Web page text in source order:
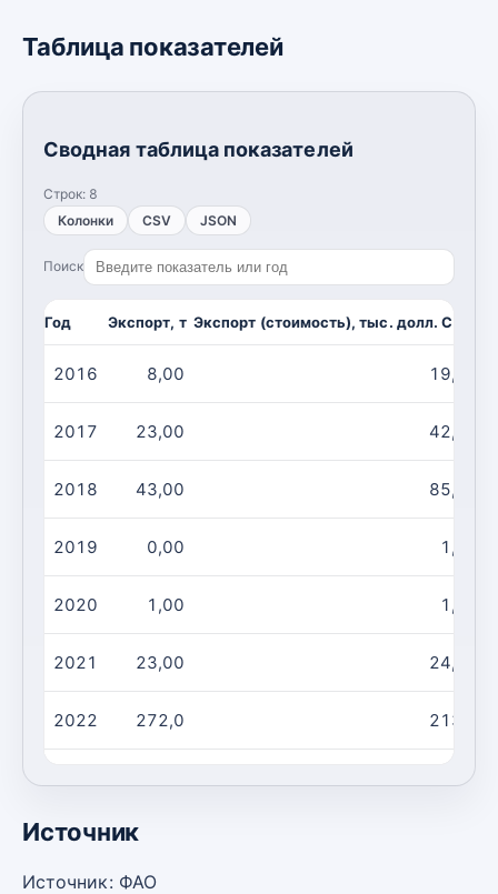
Таблица показателей
Сводная таблица показателей
Строк: 8
Колонки
CSV JSON
Поиск
Год Экспорт, т Экспорт (стоимость), тыс. долл. США
2016 8,00 19,00
2017 23,00 42,00
2018 43,00 85,00
2019 0,00 1,00
2020 1,00 1,00
2021 23,00 24,00
2022 272,0 213,0
335,0
Источник
Источник: ФАО